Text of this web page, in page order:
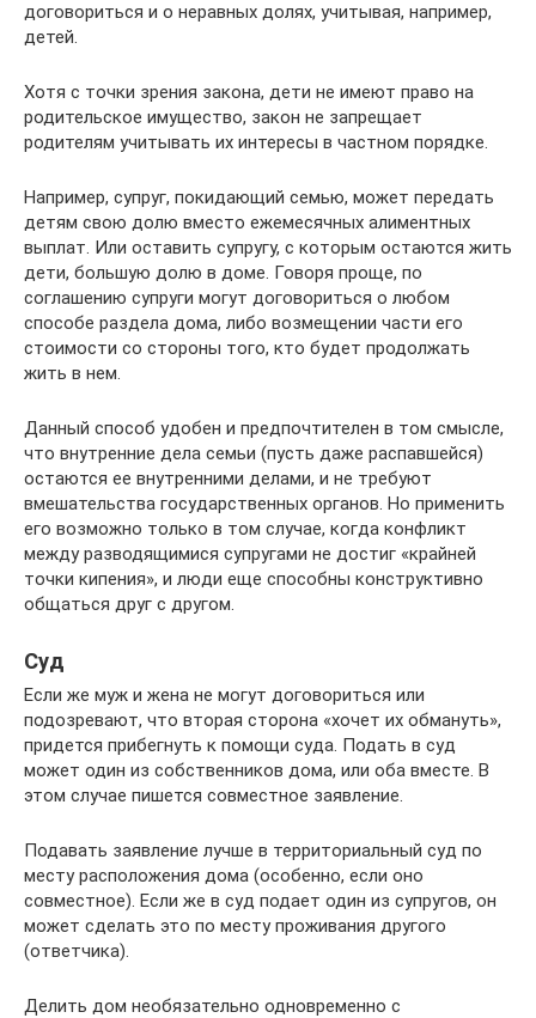
договориться и о неравных долях, учитывая, например,
детей.
Хотя с точки зрения закона, дети не имеют право на
родительское имущество, закон не запрещает
родителям учитывать их интересы в частном порядке.
Например, супруг, покидающий семью, может передать
детям свою долю вместо ежемесячных алиментных
выплат. Или оставить супругу, с которым остаются жить
дети, большую долю в доме. Говоря проще, по
соглашению супруги могут договориться о любом
способе раздела дома, либо возмещении части его
стоимости со стороны того, кто будет продолжать
жить в нем.
Данный способ удобен и предпочтителен в том смысле,
что внутренние дела семьи (пусть даже распавшейся)
остаются ее внутренними делами, и не требуют
вмешательства государственных органов. Но применить
его возможно только в том случае, когда конфликт
между разводящимися супругами не достиг «крайней
точки кипения», и люди еще способны конструктивно
общаться друг с другом.
Суд
Если же муж и жена не могут договориться или
подозревают, что вторая сторона «хочет их обмануть»,
придется прибегнуть к помощи суда. Подать в суд
может один из собственников дома, или оба вместе. В
этом случае пишется совместное заявление.
Подавать заявление лучше в территориальный суд по
месту расположения дома (особенно, если оно
совместное). Если же в суд подает один из супругов, он
может сделать это по месту проживания другого
(ответчика).
Делить дом необязательно одновременно с